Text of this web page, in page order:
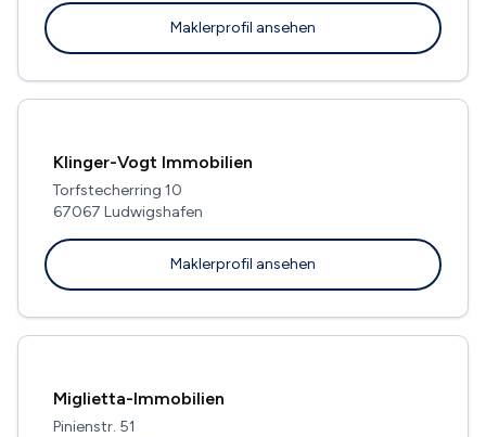
Maklerprofil ansehen
Klinger-Vogt Immobilien
Torfstecherring 10
67067 Ludwigshafen
Maklerprofil ansehen
Miglietta-Immobilien
Pinienstr. 51